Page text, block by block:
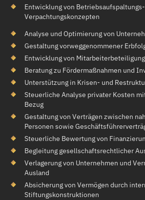
Entwicklung von
Verpachtungskonzepten
Analyse und Optimierung von
Gestaltung vorweggenommener
Entwicklung von
Beratung zu Fördermaßnahmen und
Unterstützung in Krisen- und
Steuerliche Analyse privater Kosten
Bezug
Gestaltung von Verträgen zwischen
Personen sowie
Steuerliche Bewertung von
Begleitung gesellschaftsrechtlicher
Verlagerung von Unternehmen und
Ausland
Absicherung von Vermögen durch
Stiftungskonstruktionen